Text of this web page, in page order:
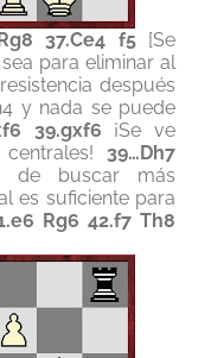
37.Ce4 f5 [Se
para eliminar al
después
y nada se puede
39.gxf6 ¡Se ve
centrales!39…Dh7
de buscar más
es suficiente para
Rg6 42.f7 Th8